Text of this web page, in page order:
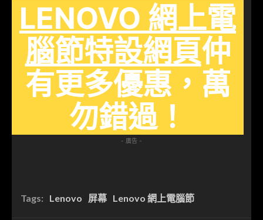
LENOVO 網上電
腦節特設網頁仲
有更多優惠，萬
勿錯過！
- 廣告 -
Tags: Lenovo 屏幕 Lenovo 網上電腦節